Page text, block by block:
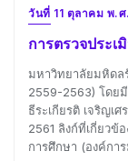
วันที่ 11 ตุลาคม พ.
การตรวจประ
มหาวิทยาลัยมหิดล
2559-2563) โดย
ธีระเกียรติ เจริญเ
2561 ลิงก์ที่เกี่ยวข้
การศึกษา (องค์กา